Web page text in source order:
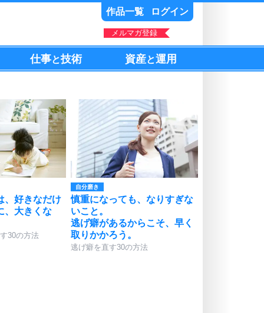
作品一覧 ログイン
メルマガ登録
仕事と技術 資産と運用
、好きなだけ
、大きくな
30の方法
自分磨き
慎重になっても、なりすぎな
いこと。
逃げ癖があるからこそ、早く
取りかかろう。
逃げ癖を直す30の方法